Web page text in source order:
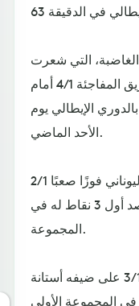
الغاضبة، التي شعرت
بخيبة أمل كبيرة عقب خسارة الفريق المفاجئة 4/1 أمام
الإيطالي يوم
الأحد الماضي.
وفي المجموعة ذاتها، انتزع أيك أثينا اليوناني فوزًا صعبًا 2/1
من مضيفه رييكا الكرواتي، ليحصد أول 3 نقاط له في
المجموعة.
وحقق فياريال الإسباني فوزًا ثمينًا 3/1 على ضيفه أستانة